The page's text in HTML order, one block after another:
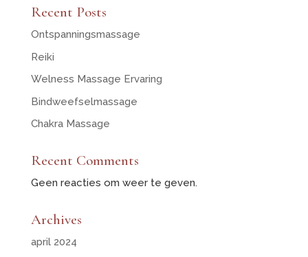
Recent Posts
Ontspanningsmassage
Reiki
Welness Massage Ervaring
Bindweefselmassage
Chakra Massage
Recent Comments
Geen reacties om weer te geven.
Archives
april 2024